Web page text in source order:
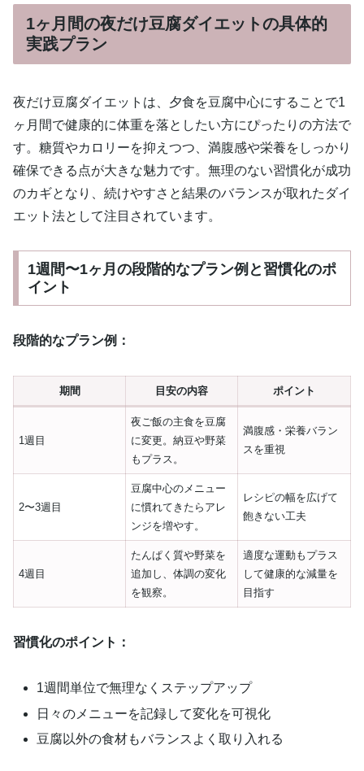
1ヶ月間の夜だけ豆腐ダイエットの具体的
実践プラン
夜だけ豆腐ダイエットは、夕食を豆腐中心にすることで1
ヶ月間で健康的に体重を落としたい方にぴったりの方法で
す。糖質やカロリーを抑えつつ、満腹感や栄養をしっかり
確保できる点が大きな魅力です。無理のない習慣化が成功
のカギとなり、続けやすさと結果のバランスが取れたダイ
エット法として注目されています。
1週間〜1ヶ月の段階的なプラン例と習慣化のポ
イント
段階的なプラン例：
期間 目安の内容 ポイント
1週目
夜ご飯の主食を豆腐
に変更。納豆や野菜
もプラス。
満腹感・栄養バラン
スを重視
2〜3週目
豆腐中心のメニュー
に慣れてきたらアレ
ンジを増やす。
レシピの幅を広げて
飽きない工夫
4週目
たんぱく質や野菜を
追加し、体調の変化
を観察。
適度な運動もプラス
して健康的な減量を
目指す
習慣化のポイント：
1週間単位で無理なくステップアップ
日々のメニューを記録して変化を可視化
豆腐以外の食材もバランスよく取り入れる